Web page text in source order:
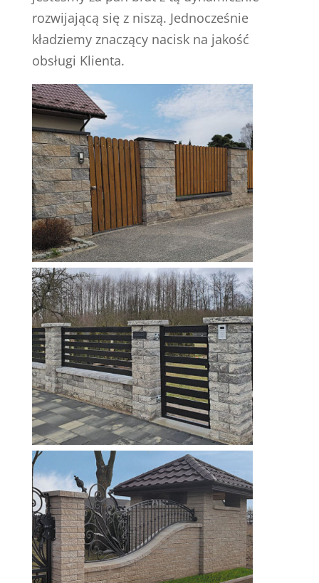
rozwijającą się z niszą. Jednocześnie
kładziemy znaczący nacisk na jakość
obsługi Klienta.